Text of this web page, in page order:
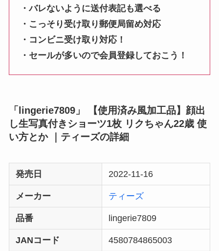
・バレないように送付表記も選べる
・こっそり受け取り郵便局留め対応
・コンビニ受け取り対応！
・セールが多いので会員登録しておこう！
「lingerie7809」 【使用済み風加工品】顔出
し生写真付きショーツ1枚 リクちゃん22歳 使
い方とか ｜ティーズの詳細
発売日 2022-11-16
メーカー ティーズ
品番 lingerie7809
JANコード 4580784865003